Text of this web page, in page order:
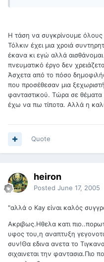
Η τάση να συγκρίνουμε όλους
Τόλκιν έχει μια χροιά
έκανα κι εγώ αλλά
πνευματικό έργο δεν
Άσχετα από το πόσο δημοφιλής
που προσέθεσαν μια
φανταστικού. Τώρα σε
έχω να πω τίποτα. Αλλά η
Quote
heiron
Posted June 17, 2005
"αλλά ο Kay είναι καλός
Ακριβως.Ηθελα κατι
υφος του,η αναπτυξη
συν!Θα εδινα ανετα το
σιχαινεται την φαντασια.Πιο